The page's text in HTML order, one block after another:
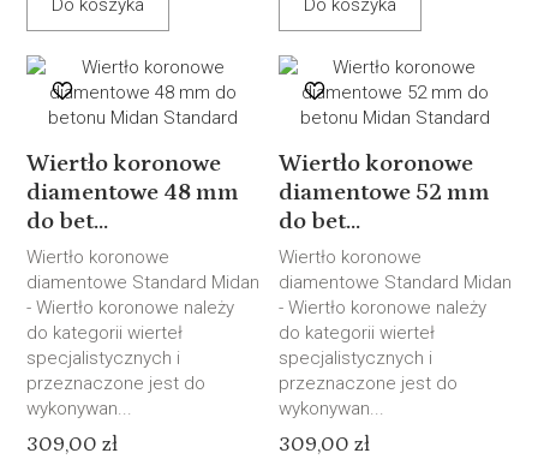
Do koszyka Do koszyka
Wiertło koronowe
diamentowe 48 mm
do bet...
Wiertło koronowe
diamentowe Standard Midan
- Wiertło koronowe należy
do kategorii wierteł
specjalistycznych i
przeznaczone jest do
wykonywan...
309,00 zł
Wiertło koronowe
diamentowe 52 mm
do bet...
Wiertło koronowe
diamentowe Standard Midan
- Wiertło koronowe należy
do kategorii wierteł
specjalistycznych i
przeznaczone jest do
wykonywan...
309,00 zł